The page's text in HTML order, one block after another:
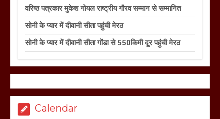
वरिष्ठ पत्रकार मुकेश गोयल राष्ट्रीय गौरव सम्मान से सम्मानित
सोनी के प्यार में दीवानी सीता पहुंची मेरठ
सोनी के प्यार में दीवानी सीता गोंडा से 550किमी दूर पहुंची मेरठ
Calendar